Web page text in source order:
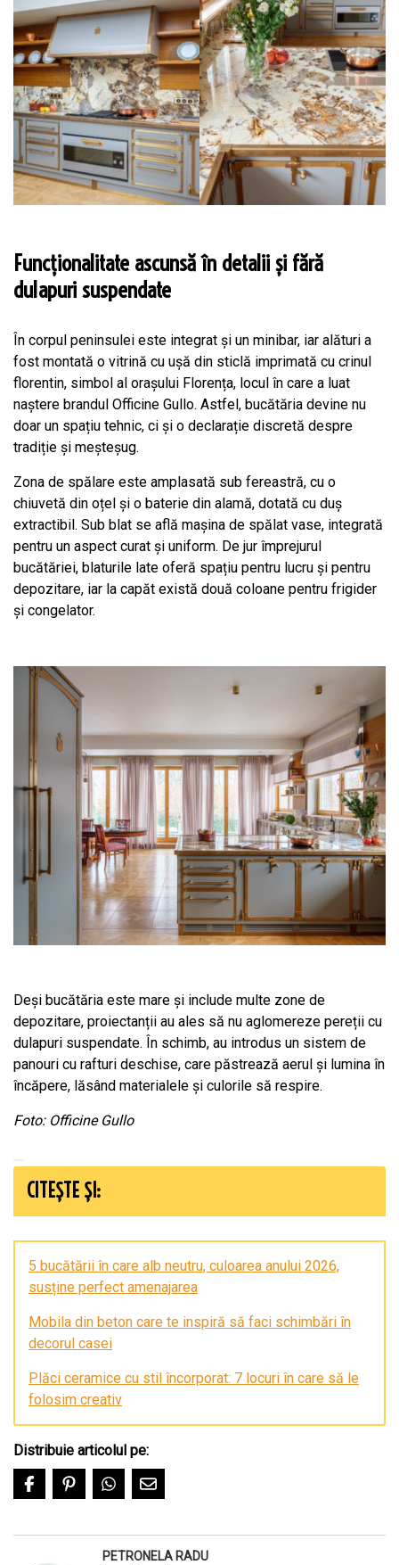
Funcționalitate ascunsă în detalii și fără
dulapuri suspendate
În corpul peninsulei este integrat și un minibar, iar alături a
fost montată o vitrină cu ușă din sticlă imprimată cu crinul
florentin, simbol al orașului Florența, locul în care a luat
naștere brandul Officine Gullo. Astfel, bucătăria devine nu
doar un spațiu tehnic, ci și o declarație discretă despre
tradiție și meșteșug.
Zona de spălare este amplasată sub fereastră, cu o
chiuvetă din oțel și o baterie din alamă, dotată cu duș
extractibil. Sub blat se află mașina de spălat vase, integrată
pentru un aspect curat și uniform. De jur împrejurul
bucătăriei, blaturile late oferă spațiu pentru lucru și pentru
depozitare, iar la capăt există două coloane pentru frigider
și congelator.
Deși bucătăria este mare și include multe zone de
depozitare, proiectanții au ales să nu aglomereze pereții cu
dulapuri suspendate. În schimb, au introdus un sistem de
panouri cu rafturi deschise, care păstrează aerul și lumina în
încăpere, lăsând materialele și culorile să respire.
Foto: Officine Gullo
CITEȘTE ȘI:
5 bucătării în care alb neutru, culoarea anului 2026,
susține perfect amenajarea
Mobila din beton care te inspiră să faci schimbări în
decorul casei
Plăci ceramice cu stil încorporat: 7 locuri în care să le
folosim creativ
Distribuie articolul pe:
PETRONELA RADU